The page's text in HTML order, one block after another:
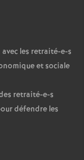
les retraité-e-s
et sociale
retraité-e-s
défendre les